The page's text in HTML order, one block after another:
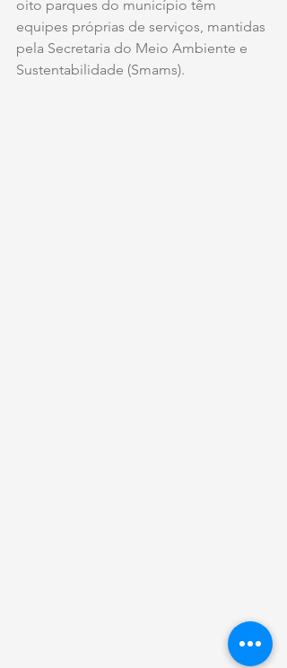
oito parques do município têm
equipes próprias de serviços, mantidas
pela Secretaria do Meio Ambiente e
Sustentabilidade (Smams).